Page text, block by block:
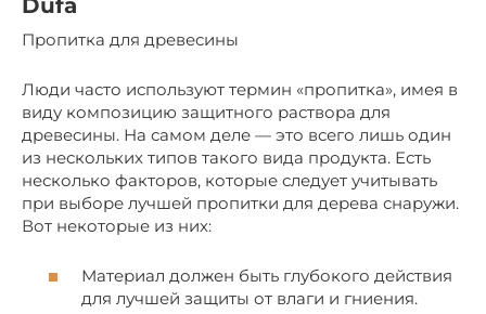
Dufa
Пропитка для древесины
Люди часто используют термин «пропитка», имея в
виду композицию защитного раствора для
древесины. На самом деле — это всего лишь один
из нескольких типов такого вида продукта. Есть
несколько факторов, которые следует учитывать
при выборе лучшей пропитки для дерева снаружи.
Вот некоторые из них:
Материал должен быть глубокого действия
для лучшей защиты от влаги и гниения.